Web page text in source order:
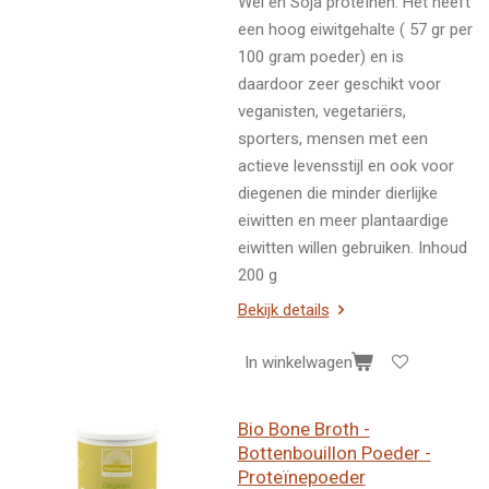
een hoog eiwitgehalte ( 57 gr per
100 gram poeder) en is
daardoor zeer geschikt voor
veganisten, vegetariërs,
sporters, mensen met een
actieve levensstijl en ook voor
diegenen die minder dierlijke
eiwitten en meer plantaardige
eiwitten willen gebruiken. Inhoud
200 g
Bekijk details
In winkelwagen
Bio Bone Broth -
Bottenbouillon Poeder -
Proteïnepoeder